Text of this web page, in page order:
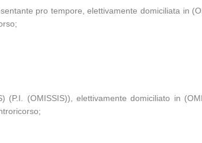
pro tempore, elettivamente domiciliata in
(P.I. (OMISSIS)), elettivamente domiciliato in